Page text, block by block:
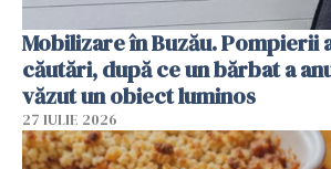
Mobilizare în Buzău. Pompierii
căutări, după ce un bărbat a
văzut un obiect luminos
27 IULIE 2026